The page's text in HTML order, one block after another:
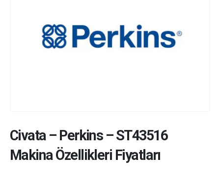
Civata– Perkins–ST43516
Makina Özellikleri Fiyatları